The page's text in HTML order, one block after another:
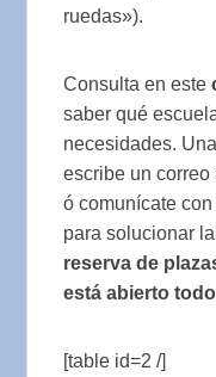
ruedas»).
Consulta en este
saber qué
necesidades.
escribe un
ó comunícate con
para solucionar
reserva de
está abierto
[table id=2 /]